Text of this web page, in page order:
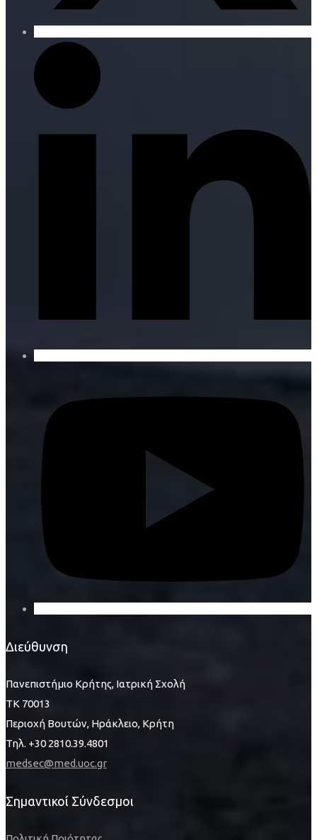
Διεύθυνση
Πανεπιστήμιο Κρήτης, Ιατρική Σχολή
ΤΚ 70013
Περιοχή Βουτών, Ηράκλειο, Κρήτη
Τηλ. +30 2810.39.4801
medsec@med.uoc.gr
Σημαντικοί Σύνδεσμοι